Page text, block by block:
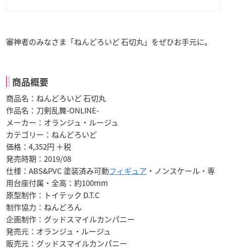
審神者のみなさま「ねんどろいど 石切丸」をぜひお手元に。
商品概要
商品名：ねんどろいど 石切丸
作品名：刀剣乱舞-ONLINE-
メーカー：オランジュ・ルージュ
カテゴリー：ねんどろいど
価格：4,352円 ＋税
発売時期：2019/08
仕様：ABS&PVC 塗装済み可動フィギュア ・ノンスケール・専
用台座付属・全高：約100mm
原型制作：トイテック D.T.C
制作協力：ねんどろん
企画制作：グッドスマイルカンパニー
発売元：オランジュ・ルージュ
販売元：グッドスマイルカンパニー